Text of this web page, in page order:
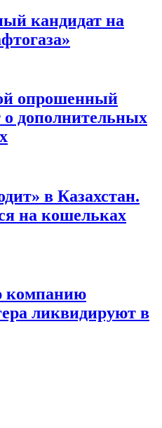
кандидат на
опрошенный
о дополнительных
в Казахстан.
на кошельках
компанию
ликвидируют в